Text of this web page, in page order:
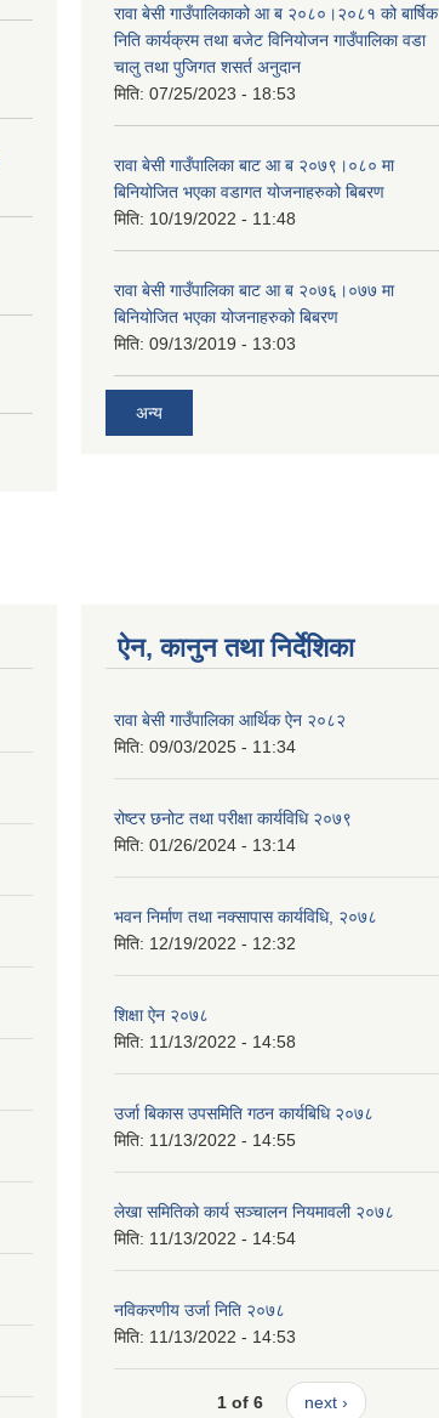
रावा बेसी गाउँपालिकाको आ ब २०८०।२०८१ को बार्षिक
निति कार्यक्रम तथा बजेट विनियोजन गाउँपालिका वडा
चालु तथा पुजिगत शसर्त अनुदान
मिति: 07/25/2023 - 18:53
रावा बेसी गाउँपालिका बाट आ ब २०७९।०८० मा
बिनियोजित भएका वडागत योजनाहरुको बिबरण
मिति: 10/19/2022 - 11:48
रावा बेसी गाउँपालिका बाट आ ब २०७६।०७७ मा
बिनियोजित भएका योजनाहरुको बिबरण
मिति: 09/13/2019 - 13:03
अन्य
ऐन, कानुन तथा निर्देशिका
रावा बेसी गाउँपालिका आर्थिक ऐन २०८२
मिति: 09/03/2025 - 11:34
रोष्टर छनोट तथा परीक्षा कार्यविधि २०७९
मिति: 01/26/2024 - 13:14
भवन निर्माण तथा नक्सापास कार्यविधि, २०७८
मिति: 12/19/2022 - 12:32
शिक्षा ऐन २०७८
मिति: 11/13/2022 - 14:58
उर्जा बिकास उपसमिति गठन कार्यबिधि २०७८
मिति: 11/13/2022 - 14:55
लेखा समितिको कार्य सञ्चालन नियमावली २०७८
मिति: 11/13/2022 - 14:54
नविकरणीय उर्जा निति २०७८
मिति: 11/13/2022 - 14:53
1 of 6 next ›